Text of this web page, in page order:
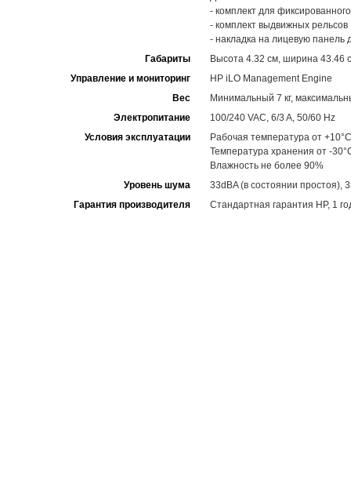
- комплект для
- комплект выдвижных рельсов
- накладка на лицевую панель
Габариты
Высота 4.32 см, ширина 43.46
Управление и мониторинг
HP iLO Management Engine
Вес
Минимальный 7 кг,
Электропитание
100/240 VAC, 6/3 A, 50/60 Hz
Условия эксплуатации
Рабочая температура от
Температура хранения от -
Влажность не более 90%
Уровень шума
33dBA (в состоянии простоя),
Гарантия производителя
Стандартная гарантия HP, 1